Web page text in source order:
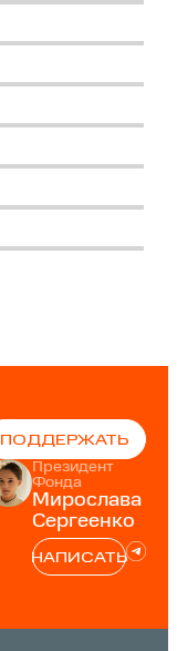
ПОДДЕРЖАТЬ
Президент
Фонда
Мирослава
Сергеенко
НАПИСАТЬ